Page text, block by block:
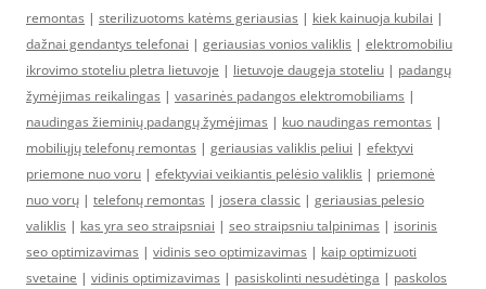
remontas | sterilizuotoms katėms geriausias | kiek kainuoja kubilai |
dažnai gendantys telefonai | geriausias vonios valiklis | elektromobiliu
ikrovimo stoteliu pletra lietuvoje | lietuvoje daugeja stoteliu | padangų
žymėjimas reikalingas | vasarinės padangos elektromobiliams |
naudingas žieminių padangų žymėjimas | kuo naudingas remontas |
mobiliųjų telefonų remontas | geriausias valiklis peliui | efektyvi
priemone nuo voru | efektyviai veikiantis pelėsio valiklis | priemonė
nuo vorų | telefonų remontas | josera classic | geriausias pelesio
valiklis | kas yra seo straipsniai | seo straipsniu talpinimas | isorinis
seo optimizavimas | vidinis seo optimizavimas | kaip optimizuoti
svetaine | vidinis optimizavimas | pasiskolinti nesudėtinga | paskolos